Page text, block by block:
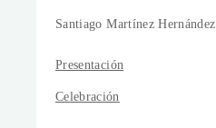
Santiago Martínez Hernández
Presentación
Celebración